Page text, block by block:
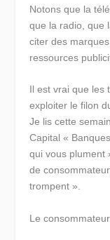
Notons que la
que la radio, que
citer des
ressources
Il est vrai que les
exploiter le filon
Je lis cette
Capital «
qui vous plument
de
trompent ».
Le